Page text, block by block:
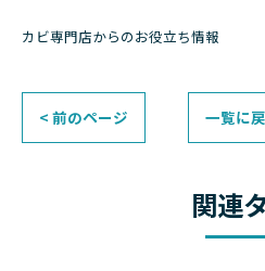
カビ専門店からのお役立ち情報
< 前のページ 一覧に
関連